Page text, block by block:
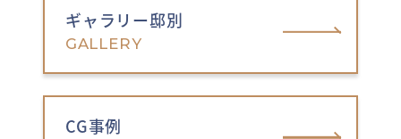
ギャラリー邸別
GALLERY
CG事例